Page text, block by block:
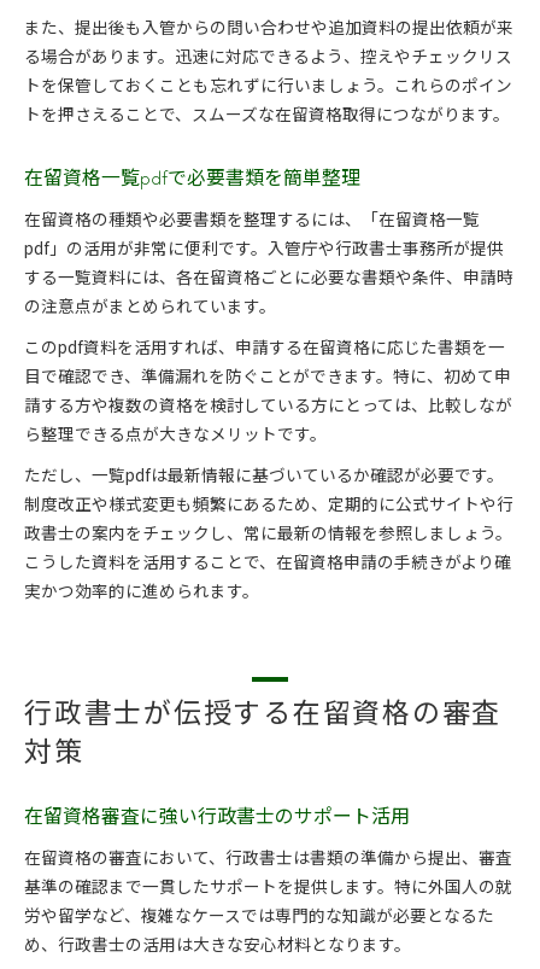
また、提出後も入管からの問い合わせや追加資料の提出依頼が来
る場合があります。迅速に対応できるよう、控えやチェックリス
トを保管しておくことも忘れずに行いましょう。これらのポイン
トを押さえることで、スムーズな在留資格取得につながります。
在留資格一覧pdfで必要書類を簡単整理
在留資格の種類や必要書類を整理するには、「在留資格一覧
pdf」の活用が非常に便利です。入管庁や行政書士事務所が提供
する一覧資料には、各在留資格ごとに必要な書類や条件、申請時
の注意点がまとめられています。
このpdf資料を活用すれば、申請する在留資格に応じた書類を一
目で確認でき、準備漏れを防ぐことができます。特に、初めて申
請する方や複数の資格を検討している方にとっては、比較しなが
ら整理できる点が大きなメリットです。
ただし、一覧pdfは最新情報に基づいているか確認が必要です。
制度改正や様式変更も頻繁にあるため、定期的に公式サイトや行
政書士の案内をチェックし、常に最新の情報を参照しましょう。
こうした資料を活用することで、在留資格申請の手続きがより確
実かつ効率的に進められます。
行政書士が伝授する在留資格の審査
対策
在留資格審査に強い行政書士のサポート活用
在留資格の審査において、行政書士は書類の準備から提出、審査
基準の確認まで一貫したサポートを提供します。特に外国人の就
労や留学など、複雑なケースでは専門的な知識が必要となるた
め、行政書士の活用は大きな安心材料となります。